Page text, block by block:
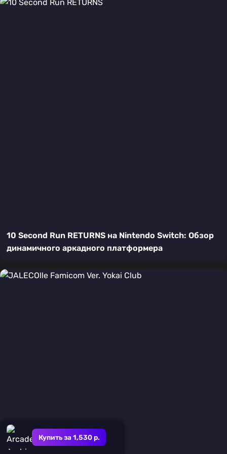
Купить за 1,530 р.
10 Second Run RETURNS на Nintendo Switch: Обзор
динамичного аркадного платформера